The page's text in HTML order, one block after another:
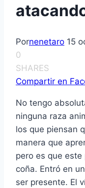
Pornenetaro 15
0
SHARES
Compartir en
No tengo
ninguna raza
los que piensan
manera que
pero es que
coña. Entró en
ser presente. El